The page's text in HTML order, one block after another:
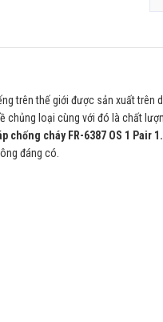
trên thế giới được sản xuất trên
chủng loại cùng với đó là chất
chống cháy FR-6387 OS 1 Pair
đáng có.